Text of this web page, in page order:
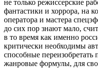
не только режиссерские
фантастики и хоррора, на
оператора и мастера
до сих пор знают мало,
в то время как именно
критически необходимы
способные
жанровые формулы, для